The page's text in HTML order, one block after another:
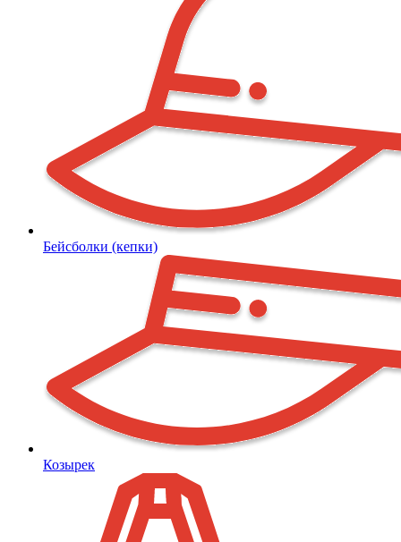
Бейсболки (кепки)
Козырек